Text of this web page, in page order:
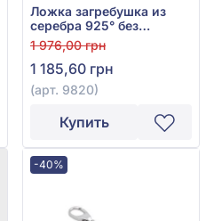
Ложка загребушка из
серебра 925° без
вставки, арт. 9820
1 976,00 грн
1 185,60 грн
(арт. 9820)
Купить
-40%